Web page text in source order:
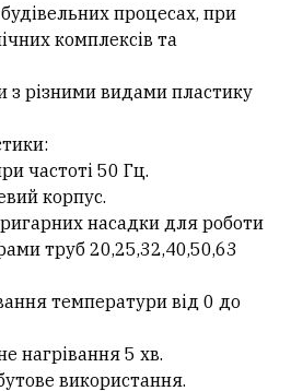
процесах, при
комплексів та
з різними видами пластику
частоті 50 Гц.
корпус.
насадки для роботи
труб 20,25,32,40,50,63
температури від 0 до
нагрівання 5 хв.
використання.